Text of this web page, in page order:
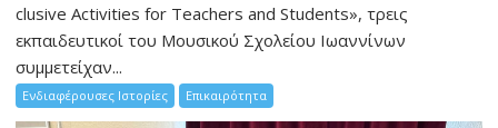
clusive Activities for Teachers and Students», τρεις
εκπαιδευτικοί του Μουσικού Σχολείου Ιωαννίνων
συμμετείχαν...
Ενδιαφέρουσες Ιστορίες Επικαιρότητα